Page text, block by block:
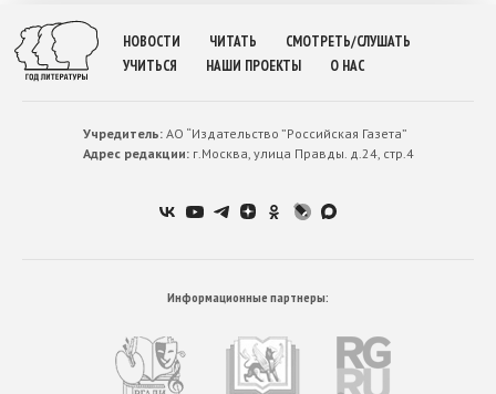
НОВОСТИ ЧИТАТЬ
СМОТРЕТЬ/СЛУШАТЬ
УЧИТЬСЯ
НАШИ ПРОЕКТЫ О НАС
Учредитель:АО “Издательство ”Российская Газета”
Адрес редакции:г.Москва, улица Правды. д.24, стр.4
Информационные партнеры: